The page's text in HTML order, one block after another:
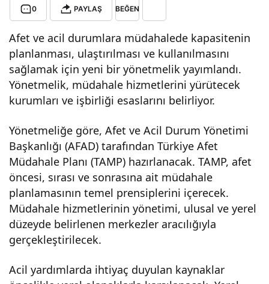
0 PAYLAŞ BEĞEN
Afet ve acil durumlara müdahalede kapasitenin
planlanması, ulaştırılması ve kullanılmasını
sağlamak için yeni bir yönetmelik yayımlandı.
Yönetmelik, müdahale hizmetlerini yürütecek
kurumları ve işbirliği esaslarını belirliyor.
Yönetmeliğe göre, Afet ve Acil Durum Yönetimi
Başkanlığı (AFAD) tarafından Türkiye Afet
Müdahale Planı (TAMP) hazırlanacak. TAMP, afet
öncesi, sırası ve sonrasına ait müdahale
planlamasının temel prensiplerini içerecek.
Müdahale hizmetlerinin yönetimi, ulusal ve yerel
düzeyde belirlenen merkezler aracılığıyla
gerçekleştirilecek.
Acil yardımlarda ihtiyaç duyulan kaynaklar
Mü
dah
ale
Hiz
metl
eri